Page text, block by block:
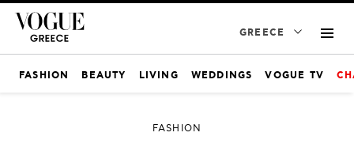
GREECE
FASHION BEAUTY LIVING WEDDINGS VOGUE TV
FASHION